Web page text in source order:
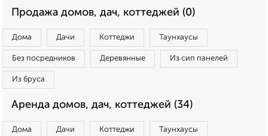
Продажа домов, дач, коттеджей (0)
Дома Дачи Коттеджи Таунхаусы
Без посредников Деревянные Из сип панелей
Из бруса
Аренда домов, дач, коттеджей (34)
Дома Дачи Коттеджи Таунхаусы